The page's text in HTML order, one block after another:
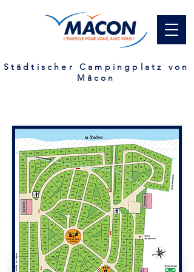
Städtischer Campingplatz von
Mâcon